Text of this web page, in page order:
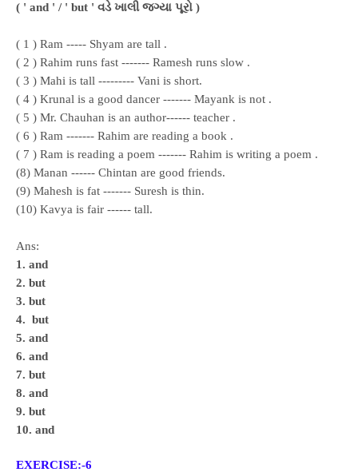
( ' and ' / ' but ' વડે ખાલી જગ્યા પૂરો )
( 1 ) Ram ----- Shyam are tall .
( 2 ) Rahim runs fast ------- Ramesh runs slow .
( 3 ) Mahi is tall --------- Vani is short.
( 4 ) Krunal is a good dancer ------- Mayank is not .
( 5 ) Mr. Chauhan is an author------ teacher .
( 6 ) Ram ------- Rahim are reading a book .
( 7 ) Ram is reading a poem ------- Rahim is writing a poem .
(8) Manan ------ Chintan are good friends.
(9) Mahesh is fat ------- Suresh is thin.
(10) Kavya is fair ------ tall.
Ans:
1. and
2. but
3. but
4. but
5. and
6. and
7. but
8. and
9. but
10. and
EXERCISE:-6